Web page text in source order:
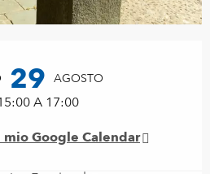
29 AGOSTO
A 17:00
Google Calendar